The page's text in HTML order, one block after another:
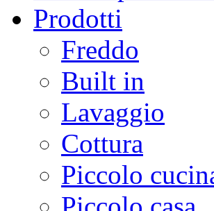
Prodotti
Freddo
Built in
Lavaggio
Cottura
Piccolo